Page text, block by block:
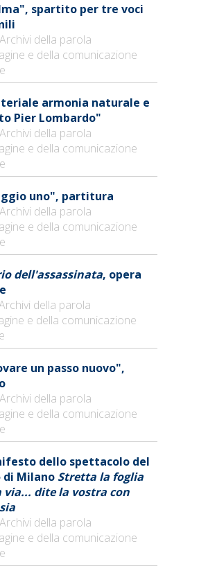
spartito per tre voci
della parola
e della comunicazione
armonia naturale e
Pier Lombardo"
della parola
e della comunicazione
uno", partitura
della parola
e della comunicazione
dell'assassinata, opera
della parola
e della comunicazione
un passo nuovo",
della parola
e della comunicazione
dello spettacolo del
di Milano Stretta la foglia
via... dite la vostra con
della parola
e della comunicazione